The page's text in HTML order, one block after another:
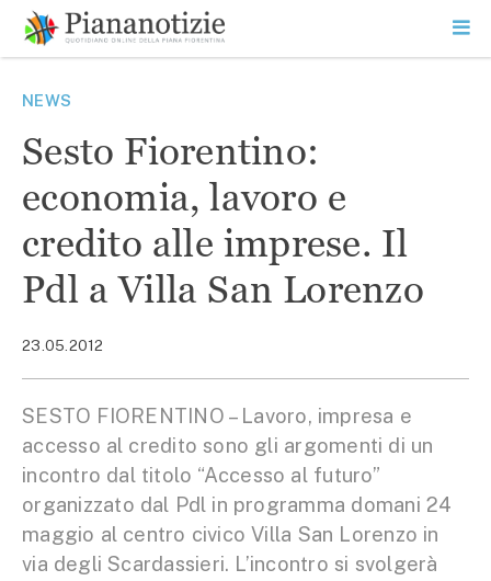
contenuto
SEARCH
NEWS
Sesto Fiorentino:
economia, lavoro e
credito alle imprese. Il
Pdl a Villa San Lorenzo
23.05.2012
SESTO FIORENTINO – Lavoro, impresa e
accesso al credito sono gli argomenti di un
incontro dal titolo “Accesso al futuro”
organizzato dal Pdl in programma domani 24
maggio al centro civico Villa San Lorenzo in
via degli Scardassieri. L’incontro si svolgerà